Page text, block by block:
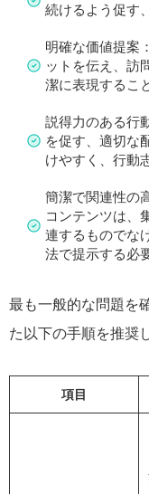
続けるよう促す
明確な価値提案
ットを伝え、訪
潔に表現するこ
説得力のある行
を促す、適切な
けやすく、行動
簡潔で関連性の
コンテンツは、
連するものでな
法で提示する必
最も一般的な問題を
た以下の手順を推奨
項目